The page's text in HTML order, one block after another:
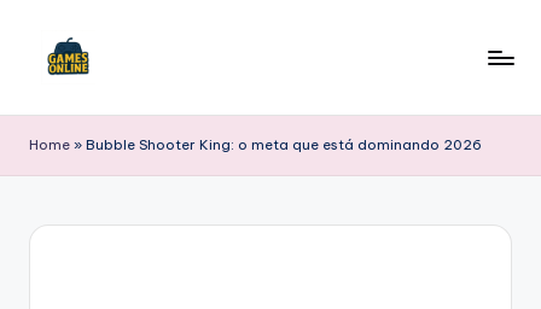
B
Home » Bubble Shooter King: o meta que está dominando 2026